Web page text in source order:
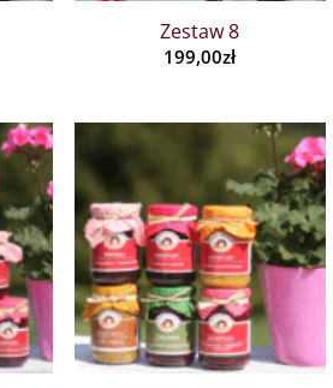
Zestaw 8
199,00zł